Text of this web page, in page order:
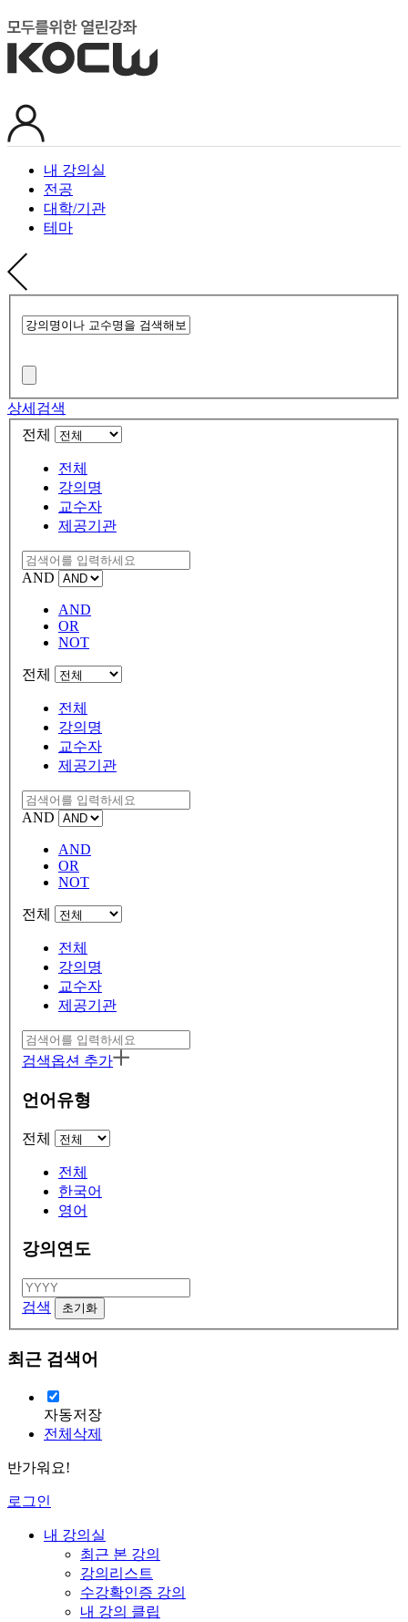
내 강의실
전공
대학/기관
테마
상세검색
전체
전체
강의명
교수자
제공기관
AND
AND
OR
NOT
전체
전체
강의명
교수자
제공기관
AND
AND
OR
NOT
전체
전체
강의명
교수자
제공기관
검색옵션 추가
언어유형
전체
전체
한국어
영어
강의연도
검색
최근 검색어
자동저장
전체삭제
반가워요!
로그인
내 강의실
최근 본 강의
강의리스트
수강확인증 강의
내 강의 클립